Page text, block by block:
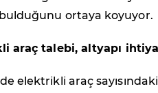
bulduğunu ortaya koyuyor.
araç talebi, altyapı
elektrikli araç